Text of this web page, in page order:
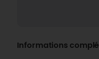
Informations